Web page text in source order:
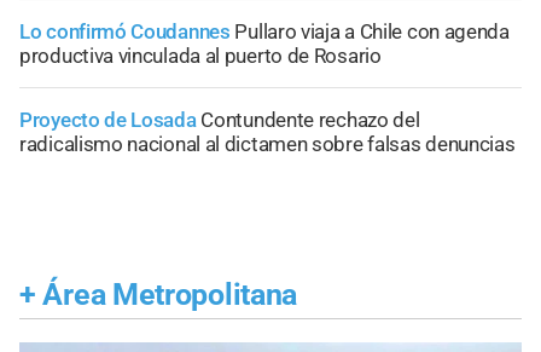
Lo confirmó Coudannes Pullaro viaja a Chile con agenda
productiva vinculada al puerto de Rosario
Proyecto de Losada Contundente rechazo del
radicalismo nacional al dictamen sobre falsas denuncias
+ Área Metropolitana